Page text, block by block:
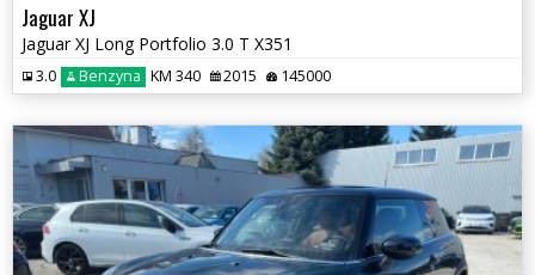
Jaguar XJ
Jaguar XJ Long Portfolio 3.0 T X351
3.0 Benzyna KM 340 2015 145000